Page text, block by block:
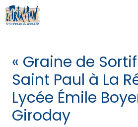
« Graine de
Saint Paul à La
Lycée Émile
Giroday